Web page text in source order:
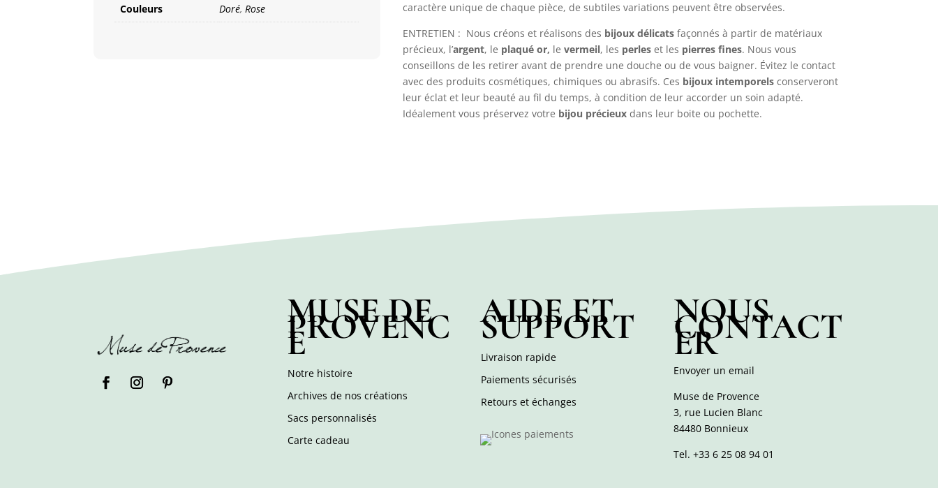
Couleurs Doré,Rose
caractère unique de chaque pièce, de subtiles variations peuvent être observées.
ENTRETIEN : Nous créons et réalisons des bijoux délicats façonnés à partir de matériaux
précieux, l’argent, le plaqué or, levermeil, les perleset les pierres fines. Nous vous
conseillons de les retirer avant de prendre une douche ou de vous baigner. Évitez le contact
avec des produits cosmétiques, chimiques ou abrasifs. Ces bijoux intemporels conserveront
leur éclat et leur beauté au fil du temps, à condition de leur accorder un soin adapté.
Idéalement vous préservez votre bijou précieux dans leur boite ou pochette.
MUSE DE
PROVENC
E
Notre histoire
Archives de nos créations
Sacs personnalisés
Carte cadeau
AIDE ET
SUPPORT
Livraison rapide
Paiements sécurisés
Retours et échanges
NOUS
CONTACT
ER
Envoyer un email
Muse de Provence
3, rue Lucien Blanc
84480 Bonnieux
Tel. +33 6 25 08 94 01